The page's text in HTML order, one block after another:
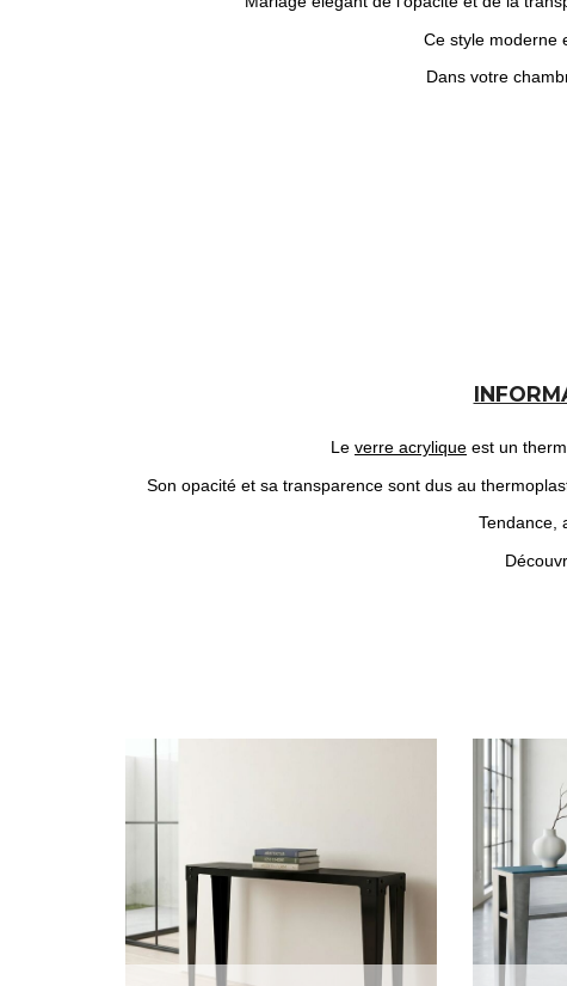
Ce style moderne
Dans votre
Le verre acrylique est un
Son opacité et sa transparence sont dus au
Tendance,